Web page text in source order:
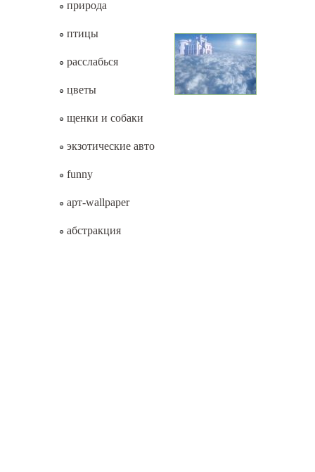
природа
птицы
расслабься
цветы
щенки и собаки
экзотические авто
funny
арт-wallpaper
абстракция